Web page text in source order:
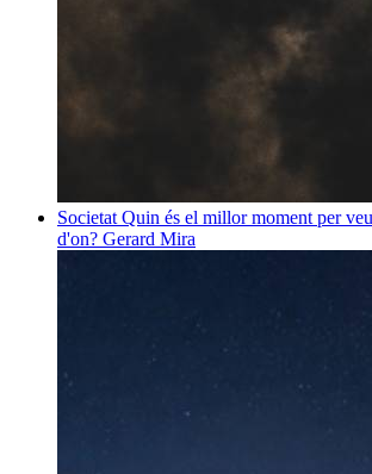
Societat Quin és el millor moment per
d'on? Gerard Mira